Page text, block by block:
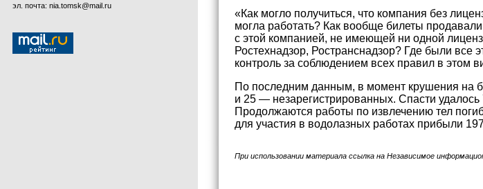
эл. почта: nia.tomsk@mail.ru
«Как могло получиться, что компания без
могла работать? Как вообще билеты
с этой компанией, не имеющей ни одной
Ростехнадзор, Ространснадзор? Где были все
контроль за соблюдением всех правил в этом
По последним данным, в момент крушения на
и 25 — незарегистрированных. Спасти
Продолжаются работы по извлечению тел
для участия в водолазных работах прибыли
При использовании материала ссылка на Независимое